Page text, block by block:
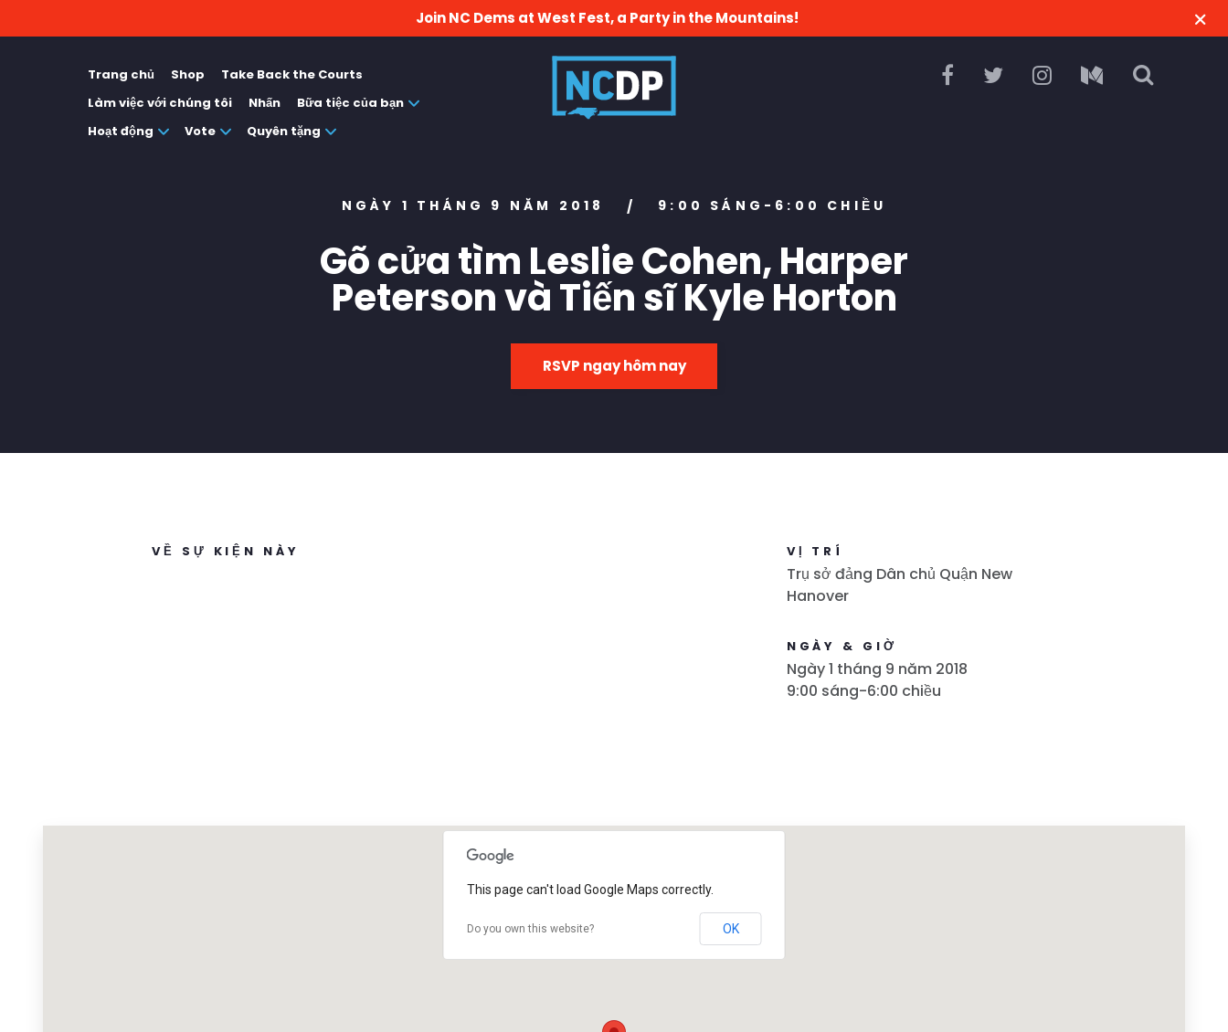
Join NC Dems at West Fest, a Party in the Mountains!
Trang chủ Shop
Take Back the Courts
Làm việc với chúng tôi
Nhấn
Bữa tiệc của bạn
Hoạt động
Vote Quyên tặng
NGÀY 1 THÁNG 9 NĂM 2018 / 9:00 SÁNG-6:00 CHIỀU
Gõ cửa tìm Leslie Cohen, Harper
Peterson và Tiến sĩ Kyle Horton
RSVP ngay hôm nay
VỀ SỰ KIỆN NÀY VỊ TRÍ
Trụ sở đảng Dân chủ Quận New
Hanover
NGÀY & GIỜ
Ngày 1 tháng 9 năm 2018
9:00 sáng-6:00 chiều
This page can't load Google Maps correctly.
Do you own this website? OK